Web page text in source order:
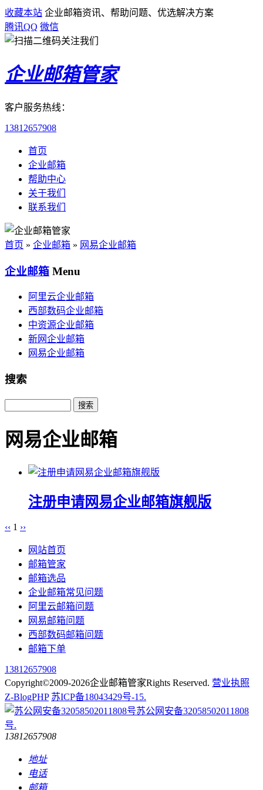
收藏本站 企业邮箱资讯、帮助问题、优选解决方案
腾讯QQ 微信
企业邮箱管家
客户服务热线：
13812657908
首页
企业邮箱
帮助中心
关于我们
联系我们
首页 » 企业邮箱 » 网易企业邮箱
企业邮箱 Menu
阿里云企业邮箱
西部数码企业邮箱
中资源企业邮箱
新网企业邮箱
网易企业邮箱
搜索
Search
网易企业邮箱
注册申请网易企业邮箱旗舰版
‹‹ 1 ››
网站首页
邮箱管家
邮箱选品
企业邮箱常见问题
阿里云邮箱问题
网易邮箱问题
西部数码邮箱问题
邮箱下单
13812657908
Copyright©2009-2026企业邮箱管家Rights Reserved. 营业执照
Z-BlogPHP 苏ICP备18043429号-15.
苏公网安备32058502011808
号.
13812657908
地址
电话
邮箱